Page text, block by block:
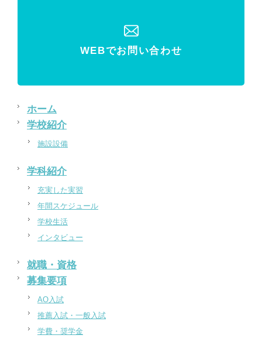
WEBでお問い合わせ
ホーム
学校紹介
施設設備
学科紹介
充実した実習
年間スケジュール
学校生活
インタビュー
就職・資格
募集要項
AO入試
推薦入試・一般入試
学費・奨学金